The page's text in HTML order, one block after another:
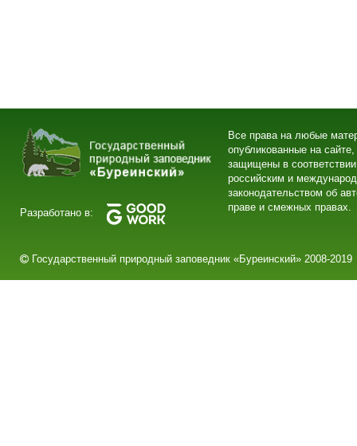
Разработано в:
Все права на любые
опубликованные на сайте,
защищены в
российским и
законодательством об
праве и смежных правах.
Государственный природный заповедник «Буреинский» 2008-2019